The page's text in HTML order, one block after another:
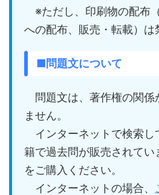
※ただし、印刷物の配布
への配布、販売・転載）は
■問題文について
問題文は、著作権の関係
ません。
インターネットで検索し
籍で過去問が販売されてい
をご購入ください。
インターネットの場合、